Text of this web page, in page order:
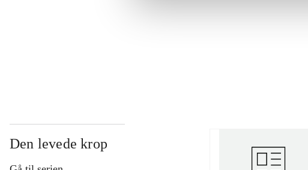
Den levede krop